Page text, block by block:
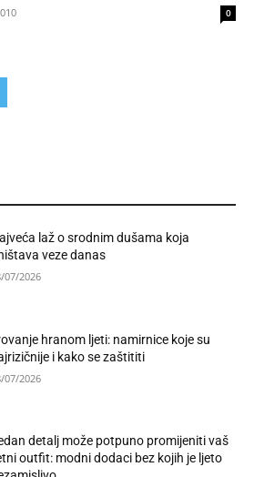
0
laž o srodnim dušama koja
veze danas
07/2026
hranom ljeti: namirnice koje su
i kako se zaštititi
07/2026
detalj može potpuno promijeniti vaš
outfit: modni dodaci bez kojih je ljeto